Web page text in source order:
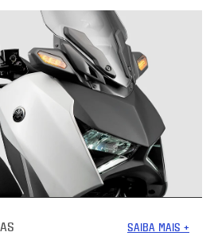
SAIBA MAIS +